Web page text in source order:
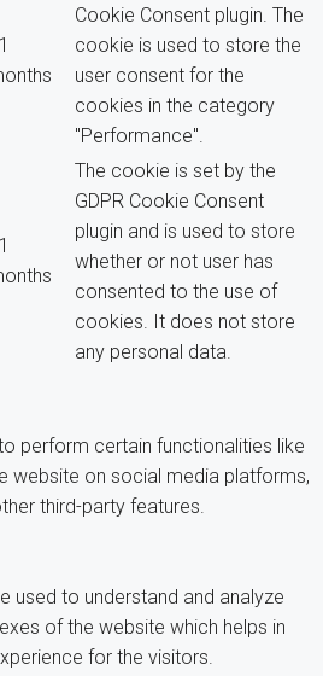
Cookie Consent plugin. The
cookie is used to store the
user consent for the
cookies in the category
"Performance".
The cookie is set by the
GDPR Cookie Consent
plugin and is used to store
whether or not user has
consented to the use of
cookies. It does not store
any personal data.
perform certain functionalities like
website on social media platforms,
third-party features.
used to understand and analyze
of the website which helps in
for the visitors.